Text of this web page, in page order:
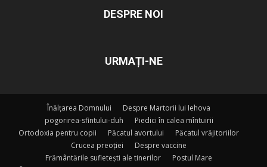
DESPRE NOI
URMAȚI-NE
Înălțarea Domnului
Despre Martorii lui Iehova
pogorirea-sfintului-duh
Piedici în calea mîntuirii
Ortodoxia pentru copii
Păcatul avortului
Păcatul vrăjitoriilor
Crucea preoției
Despre vaccine
Frământările sufletești ale tinerilor
Postul Mare